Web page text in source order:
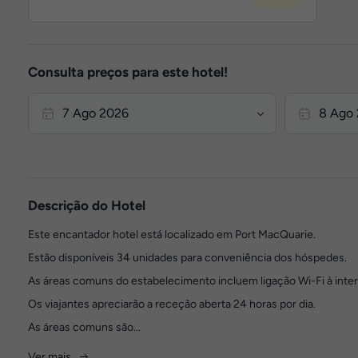
Consulta preços para este hotel!
Descrição do Hotel
Este encantador hotel está localizado em Port MacQuarie.
Estão disponíveis 34 unidades para conveniência dos hóspedes.
As áreas comuns do estabelecimento incluem ligação Wi-Fi à
Os viajantes apreciarão a receção aberta 24 horas por dia.
As áreas comuns são...